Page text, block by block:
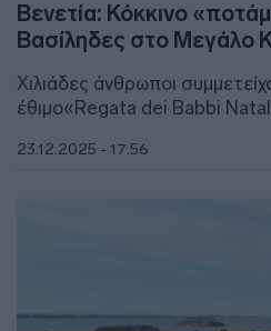
Βενετία: Κόκκινο
Βασίληδες στο Μεγάλο
Χιλιάδες άνθρωποι
έθιμο«Regata dei Babbi
23.12.2025 - 17:56